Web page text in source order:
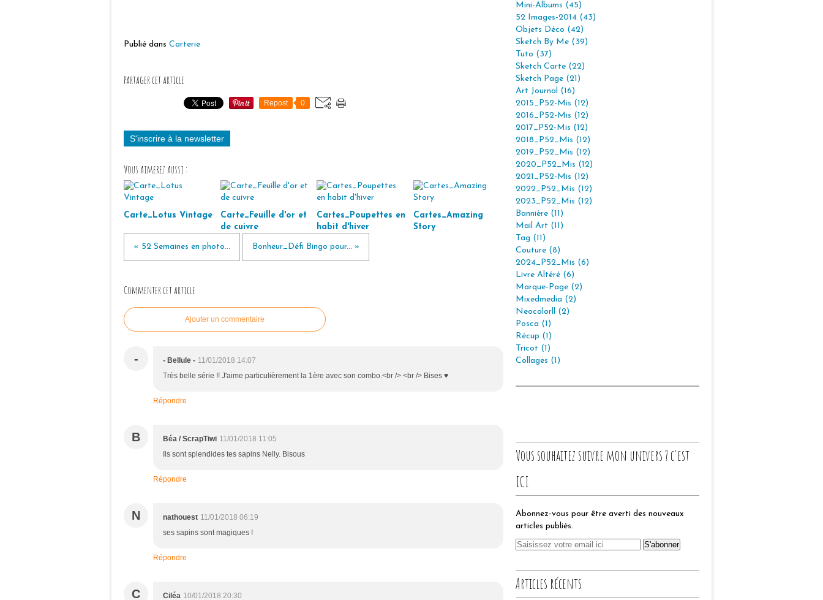
Publié dans Carterie
Partager cet article
Repost 0
S'inscrire à la newsletter
Vous aimerez aussi :
Carte_Lotus Vintage
Carte_Feuille d'or et
de cuivre
Cartes_Poupettes en
habit d'hiver
Cartes_Amazing
Story
« 52 Semaines en photo... Bonheur_Défi Bingo pour... »
Commenter cet article
Ajouter un commentaire
- - Bellule - 11/01/2018 14:07
Très belle série !! J'aime particulièrement la 1ère avec son combo.<br /> <br /> Bises ♥
Répondre
B Béa / ScrapTiwi 11/01/2018 11:05
Ils sont splendides tes sapins Nelly. Bisous
Répondre
N nathouest 11/01/2018 06:19
ses sapins sont magiques !
Répondre
C Ciléa 10/01/2018 20:30
Mini-Albums (45)
52 Images-2014 (43)
Objets Déco (42)
Sketch By Me (39)
Tuto (37)
Sketch Carte (22)
Sketch Page (21)
Art Journal (16)
2015_P52-Mis (12)
2016_P52-Mis (12)
2017_P52-Mis (12)
2018_P52_Mis (12)
2019_P52_Mis (12)
2020_P52_Mis (12)
2021_P52-Mis (12)
2022_P52_Mis (12)
2023_P52_Mis (12)
Bannière (11)
Mail Art (11)
Tag (11)
Couture (8)
2024_P52_Mis (6)
Livre Altéré (6)
Marque-Page (2)
Mixedmedia (2)
Neocolorll (2)
Posca (1)
Récup (1)
Tricot (1)
Collages (1)
Vous souhaitez suivre mon univers ? c'est
ICI
Abonnez-vous pour être averti des nouveaux
articles publiés.
Articles récents